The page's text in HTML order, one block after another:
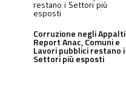
Corruzione negli
Report Anac, Comuni e
Lavori pubblici restano i
Settori più esposti